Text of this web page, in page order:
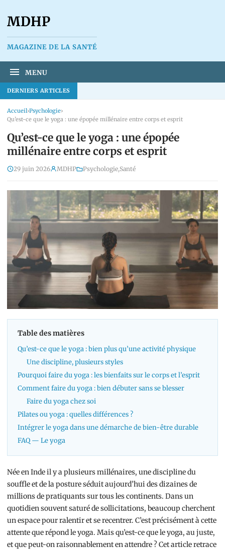
MDHP
MAGAZINE DE LA SANTÉ
MENU
DERNIERS ARTICLES
Accueil›Psychologie›
Qu’est-ce que le yoga : une épopée millénaire entre corps et esprit
Qu’est-ce que le yoga : une épopée
millénaire entre corps et esprit
29 juin 2026 MDHP Psychologie,Santé
Table des matières
Qu’est-ce que le yoga : bien plus qu’une activité physique
Une discipline, plusieurs styles
Pourquoi faire du yoga : les bienfaits sur le corps et l’esprit
Comment faire du yoga : bien débuter sans se blesser
Faire du yoga chez soi
Pilates ou yoga : quelles différences ?
Intégrer le yoga dans une démarche de bien-être durable
FAQ — Le yoga
Née en Inde il y a plusieurs millénaires, une discipline du
souffle et de la posture séduit aujourd’hui des dizaines de
millions de pratiquants sur tous les continents. Dans un
quotidien souvent saturé de sollicitations, beaucoup cherchent
un espace pour ralentir et se recentrer. C’est précisément à cette
attente que répond le yoga. Mais qu’est-ce que le yoga, au juste,
et que peut-on raisonnablement en attendre ? Cet article retrace